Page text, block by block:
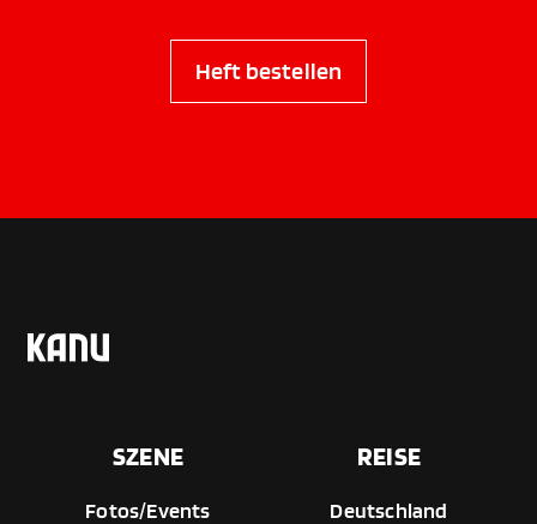
Heft bestellen
SZENE
Fotos/Events
REISE
Deutschland